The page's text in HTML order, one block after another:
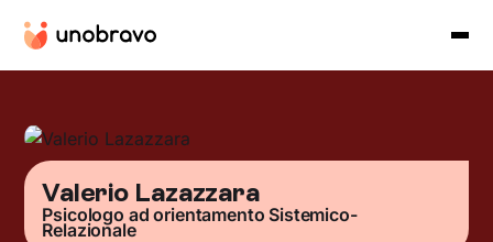
Valerio Lazazzara
Psicologo ad orientamento Sistemico-
Relazionale